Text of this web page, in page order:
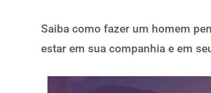
Saiba como fazer um homem
estar em sua companhia e em